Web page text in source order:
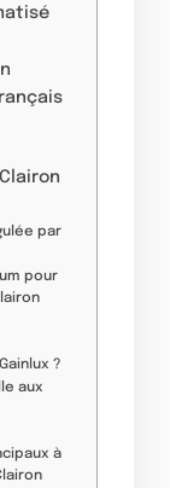
par
pour
?
aux
à